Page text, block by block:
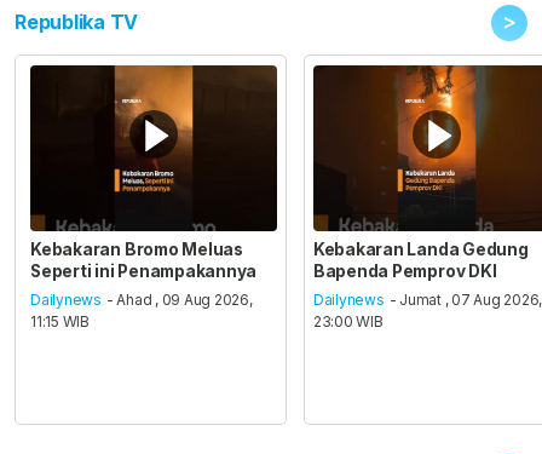
Republika TV >
Kebakaran Bromo Meluas
Seperti ini Penampakannya
Dailynews - Ahad , 09 Aug 2026,
11:15 WIB
Kebakaran Landa Gedung
Bapenda Pemprov DKI
Dailynews - Jumat , 07 Aug 2026,
23:00 WIB